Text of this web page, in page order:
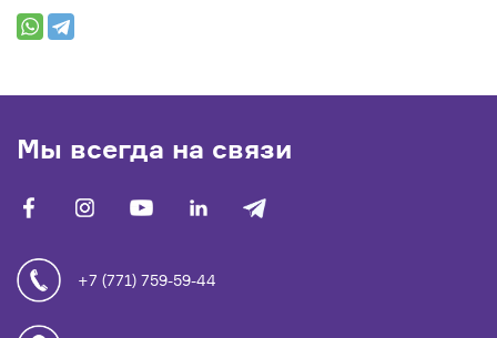
Мы всегда на связи
facebook youtube linkedin
+7 (771) 759-59-44